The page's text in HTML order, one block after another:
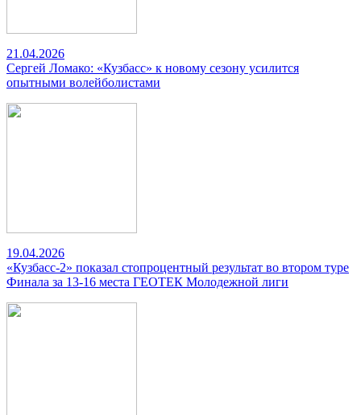
21.04.2026
Сергей Ломако: «Кузбасс» к новому сезону усилится
опытными волейболистами
19.04.2026
«Кузбасс-2» показал стопроцентный результат во втором туре
Финала за 13-16 места ГЕОТЕК Молодежной лиги